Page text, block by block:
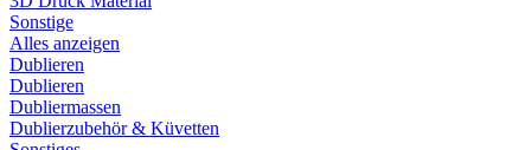
Sonstige
Alles anzeigen
Dublieren
Dublieren
Dubliermassen
Dublierzubehör & Küvetten